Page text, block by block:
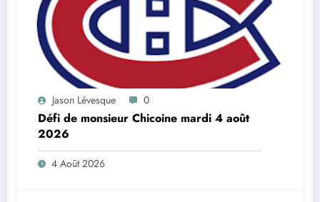
Jason Lévesque 0
Défi de monsieur Chicoine mardi 4 août
2026
4 Août 2026